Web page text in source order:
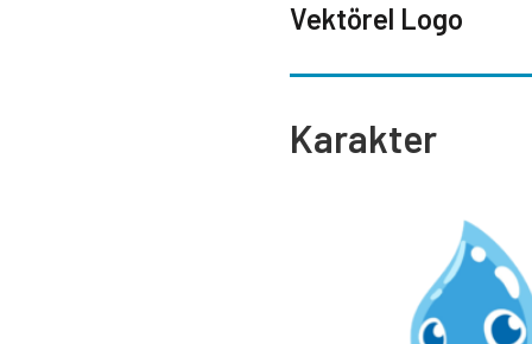
Vektörel Logo
Karakter